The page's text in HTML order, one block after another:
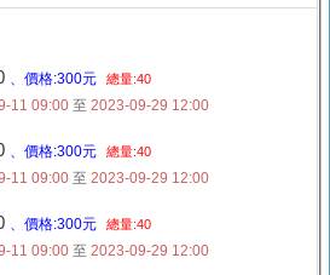
、價格:300元 總量:40
11 09:00 至 2023-09-29 12:00
、價格:300元 總量:40
11 09:00 至 2023-09-29 12:00
、價格:300元 總量:40
11 09:00 至 2023-09-29 12:00